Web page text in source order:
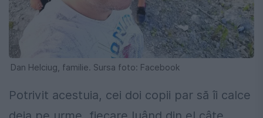
Dan Helciug, familie. Sursa foto: Facebook
Potrivit acestuia, cei doi copii par să îi calce